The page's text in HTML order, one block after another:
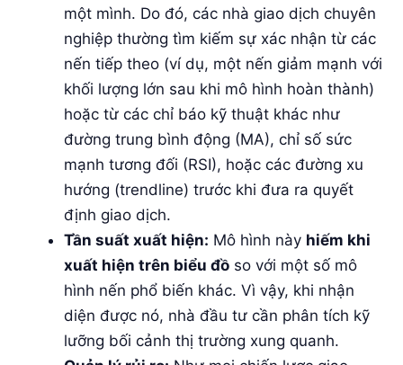
một mình. Do đó, các nhà giao dịch chuyên
nghiệp thường tìm kiếm sự xác nhận từ các
nến tiếp theo (ví dụ, một nến giảm mạnh với
khối lượng lớn sau khi mô hình hoàn thành)
hoặc từ các chỉ báo kỹ thuật khác như
đường trung bình động (MA), chỉ số sức
mạnh tương đối (RSI), hoặc các đường xu
hướng (trendline) trước khi đưa ra quyết
định giao dịch.
Tần suất xuất hiện: Mô hình này hiếm khi
xuất hiện trên biểu đồ so với một số mô
hình nến phổ biến khác. Vì vậy, khi nhận
diện được nó, nhà đầu tư cần phân tích kỹ
lưỡng bối cảnh thị trường xung quanh.